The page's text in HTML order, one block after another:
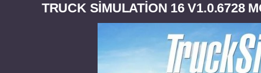
TRUCK SIMULATION 16 V1.0.6728